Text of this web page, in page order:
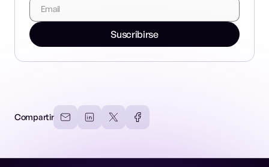
Suscribirse
Compartir